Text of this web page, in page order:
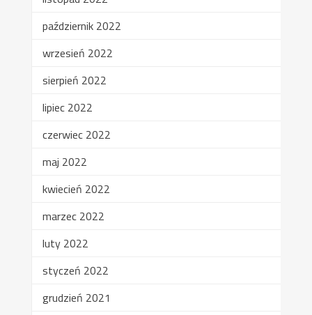
październik 2022
wrzesień 2022
sierpień 2022
lipiec 2022
czerwiec 2022
maj 2022
kwiecień 2022
marzec 2022
luty 2022
styczeń 2022
grudzień 2021